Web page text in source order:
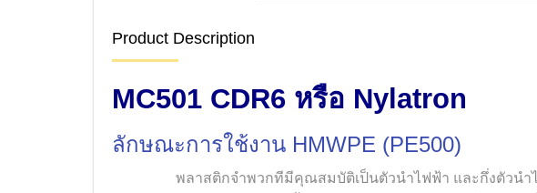
Product Description
MC501 CDR6 หรือ Nylatron
ลักษณะการใช้งาน HMWPE (PE500)
พลาสติกจำพวกทีมีคุณสมบัติเป็นตัวนำไฟฟ้า และกึ่งตัวนำ